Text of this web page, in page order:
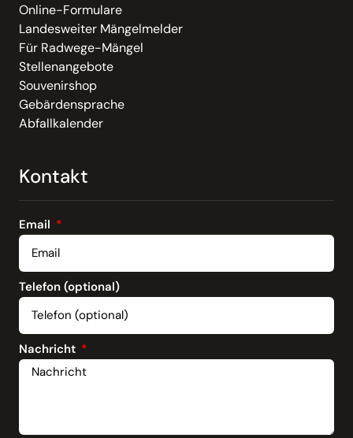
Online-Formulare
Landesweiter Mängelmelder
Für Radwege-Mängel
Stellenangebote
Souvenirshop
Gebärdensprache
Abfallkalender
Kontakt
Email
Telefon (optional)
Nachricht